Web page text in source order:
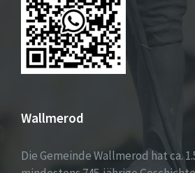
Wallmerod
Die Gemeinde Wallmerod hat ca.